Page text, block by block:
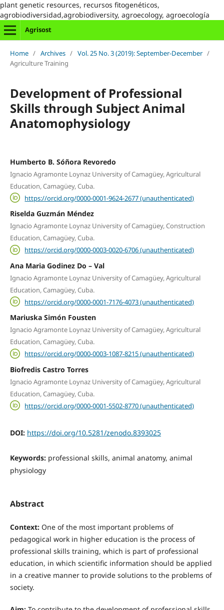
plant genetic resources, recursos fitogenéticos,
agrobiodiversidad,agrobiodiversity, agroecology, agroecología
Agrisost
Home / Archives / Vol. 25 No. 3 (2019): September-December /
Agriculture Training
Development of Professional
Skills through Subject Animal
Anatomophysiology
Humberto B. Sóñora Revoredo
Ignacio Agramonte Loynaz University of Camagüey, Agricultural
Education, Camagüey, Cuba.
https://orcid.org/0000-0001-9624-2677 (unauthenticated)
Riselda Guzmán Méndez
Ignacio Agramonte Loynaz University of Camagüey, Construction
Education, Camagüey, Cuba.
https://orcid.org/0000-0003-0020-6706 (unauthenticated)
Ana Maria Godinez Do – Val
Ignacio Agramonte Loynaz University of Camagüey, Agricultural
Education, Camagüey, Cuba.
https://orcid.org/0000-0001-7176-4073 (unauthenticated)
Mariuska Simón Fousten
Ignacio Agramonte Loynaz University of Camagüey, Agricultural
Education, Camagüey, Cuba.
https://orcid.org/0000-0003-1087-8215 (unauthenticated)
Biofredis Castro Torres
Ignacio Agramonte Loynaz University of Camagüey, Agricultural
Education, Camagüey, Cuba.
https://orcid.org/0000-0001-5502-8770 (unauthenticated)
DOI: https://doi.org/10.5281/zenodo.8393025
Keywords: professional skills, animal anatomy, animal
physiology
Abstract
Context: One of the most important problems of
pedagogical work in higher education is the process of
professional skills training, which is part of professional
education, in which scientific information should be applied
in a creative manner to provide solutions to the problems of
society.